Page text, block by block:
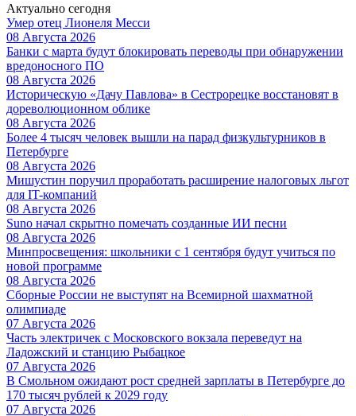
Актуально сегодня
Умер отец Лионеля Месси
08 Августа 2026
Банки с марта будут блокировать переводы при обнаружении
вредоносного ПО
08 Августа 2026
Историческую «Дачу Павлова» в Сестрорецке восстановят в
дореволюционном облике
08 Августа 2026
Более 4 тысяч человек вышли на парад физкультурников в
Петербурге
08 Августа 2026
Мишустин поручил проработать расширение налоговых льгот
для IT-компаний
08 Августа 2026
Suno начал скрытно помечать созданные ИИ песни
08 Августа 2026
Минпросвещения: школьники с 1 сентября будут учиться по
новой программе
08 Августа 2026
Сборные России не выступят на Всемирной шахматной
олимпиаде
07 Августа 2026
Часть электричек с Московского вокзала переведут на
Ладожский и станцию Рыбацкое
07 Августа 2026
В Смольном ожидают рост средней зарплаты в Петербурге до
170 тысяч рублей к 2029 году
07 Августа 2026